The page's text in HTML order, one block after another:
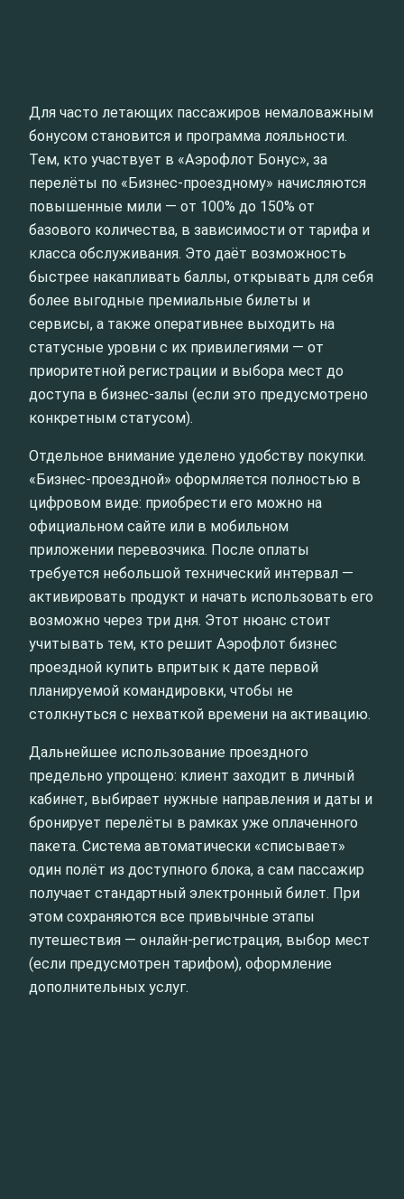
Для часто летающих пассажиров немаловажным
бонусом становится и программа лояльности.
Тем, кто участвует в «Аэрофлот Бонус», за
перелёты по «Бизнес‑проездному» начисляются
повышенные мили — от 100% до 150% от
базового количества, в зависимости от тарифа и
класса обслуживания. Это даёт возможность
быстрее накапливать баллы, открывать для себя
более выгодные премиальные билеты и
сервисы, а также оперативнее выходить на
статусные уровни с их привилегиями — от
приоритетной регистрации и выбора мест до
доступа в бизнес‑залы (если это предусмотрено
конкретным статусом).
Отдельное внимание уделено удобству покупки.
«Бизнес‑проездной» оформляется полностью в
цифровом виде: приобрести его можно на
официальном сайте или в мобильном
приложении перевозчика. После оплаты
требуется небольшой технический интервал —
активировать продукт и начать использовать его
возможно через три дня. Этот нюанс стоит
учитывать тем, кто решит Аэрофлот бизнес
проездной купить впритык к дате первой
планируемой командировки, чтобы не
столкнуться с нехваткой времени на активацию.
Дальнейшее использование проездного
предельно упрощено: клиент заходит в личный
кабинет, выбирает нужные направления и даты и
бронирует перелёты в рамках уже оплаченного
пакета. Система автоматически «списывает»
один полёт из доступного блока, а сам пассажир
получает стандартный электронный билет. При
этом сохраняются все привычные этапы
путешествия — онлайн‑регистрация, выбор мест
(если предусмотрен тарифом), оформление
дополнительных услуг.